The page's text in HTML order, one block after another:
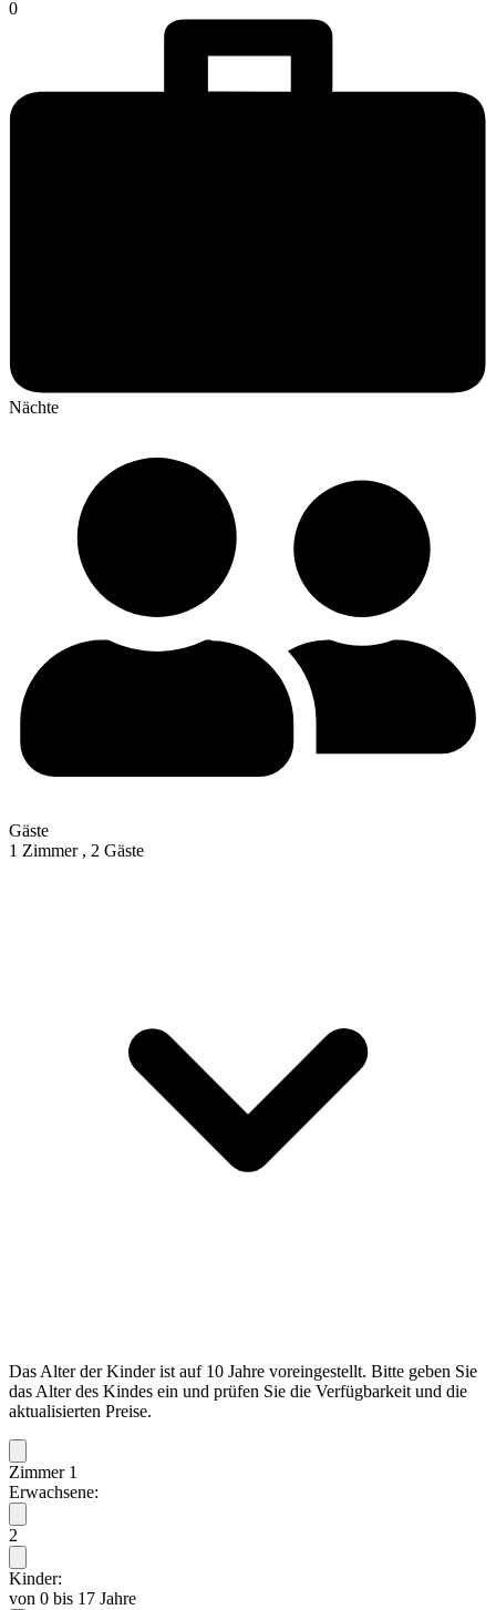
0
Nächte
Gäste
1 Zimmer , 2 Gäste
Das Alter der Kinder ist auf 10 Jahre voreingestellt. Bitte geben Sie
das Alter des Kindes ein und prüfen Sie die Verfügbarkeit und die
aktualisierten Preise.
Zimmer 1
Erwachsene:
2
Kinder:
von 0 bis 17 Jahre